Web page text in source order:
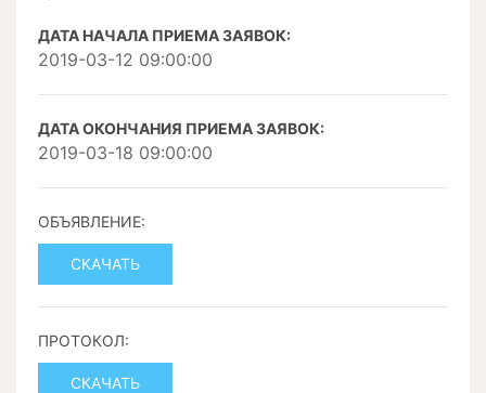
ДАТА НАЧАЛА ПРИЕМА ЗАЯВОК:
2019-03-12 09:00:00
ДАТА ОКОНЧАНИЯ ПРИЕМА ЗАЯВОК:
2019-03-18 09:00:00
ОБЪЯВЛЕНИЕ:
СКАЧАТЬ
ПРОТОКОЛ:
СКАЧАТЬ